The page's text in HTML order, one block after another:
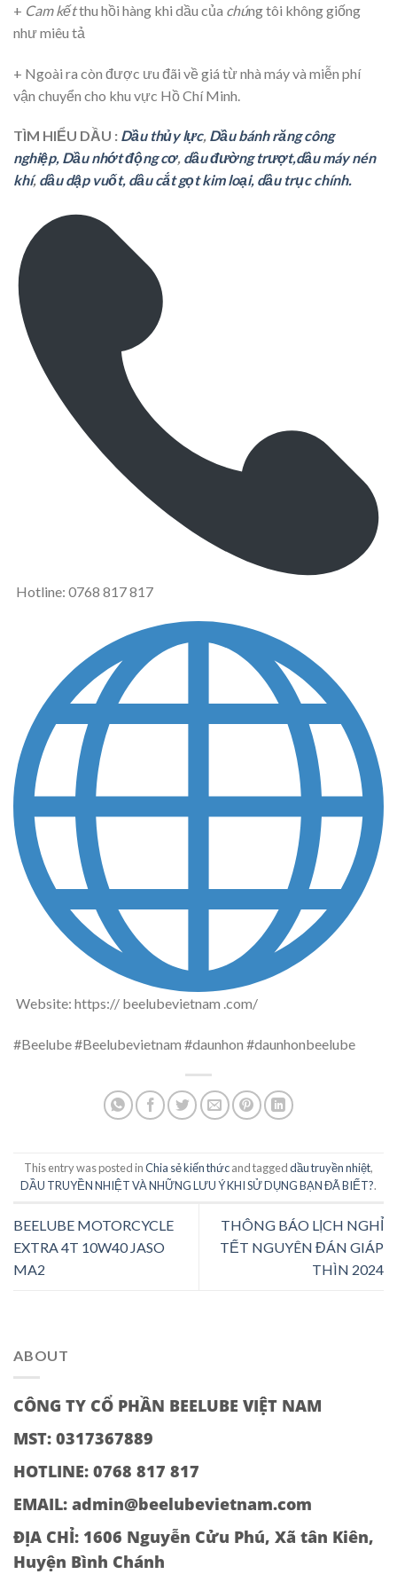
+ Cam kếtthu hồi hàng khi dầu của chúng tôi không giống
như miêu tả
+ Ngoài ra còn được ưu đãi về giá từ nhà máy và miễn phí
vận chuyển cho khu vực Hồ Chí Minh.
TÌM HIỂU DẦU : Dầu thủy lực, Dầu bánh răngcông
nghiệp, Dầu nhớt động cơ, dầu đường trượt,dầu máy nén
khí, dầu dập vuốt, dầu cắt gọt kim loại, dầu trục chính.
Hotline: 0768 817 817
Website: https:// beelubevietnam .com/
#Beelube #Beelubevietnam #daunhon #daunhonbeelube
This entry was posted inChia sẻ kiến thứcand taggeddầu truyền nhiệt,
DẦU TRUYỀN NHIỆT VÀ NHỮNG LƯU Ý KHI SỬ DỤNG BẠN ĐÃ BIẾT?.
BEELUBE MOTORCYCLE
EXTRA 4T 10W40 JASO
MA2
THÔNG BÁO LỊCH NGHỈ
TẾT NGUYÊN ĐÁN GIÁP
THÌN 2024
ABOUT
CÔNG TY CỔ PHẦN BEELUBE VIỆT NAM
MST: 0317367889
HOTLINE: 0768 817 817
EMAIL: admin@beelubevietnam.com
ĐỊA CHỈ: 1606 Nguyễn Cửu Phú, Xã tân Kiên,
Huyện Bình Chánh